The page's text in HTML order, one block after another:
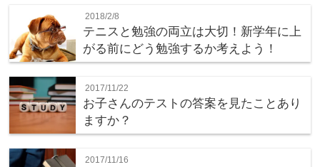
2018/2/8
テニスと勉強の両立は大切！新学年に上
がる前にどう勉強するか考えよう！
2017/11/22
お子さんのテストの答案を見たことあり
ますか？
2017/11/16